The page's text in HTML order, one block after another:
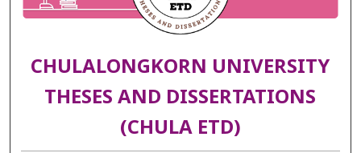
CHULALONGKORN UNIVERSITY
THESES AND DISSERTATIONS
(CHULA ETD)